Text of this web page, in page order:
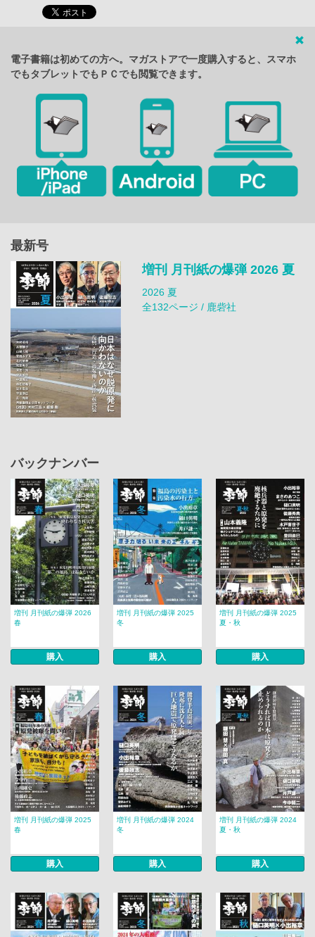
電子書籍は初めての方へ。マガストアで一度購入すると、スマホ
でもタブレットでもＰＣでも閲覧できます。
最新号
増刊 月刊紙の爆弾 2026 夏
2026 夏
全132ページ / 鹿砦社
バックナンバー
増刊 月刊紙の爆弾 2026
春
購入
増刊 月刊紙の爆弾 2025
冬
購入
増刊 月刊紙の爆弾 2025
夏・秋
購入
増刊 月刊紙の爆弾 2025
春
購入
増刊 月刊紙の爆弾 2024
冬
購入
増刊 月刊紙の爆弾 2024
夏・秋
購入